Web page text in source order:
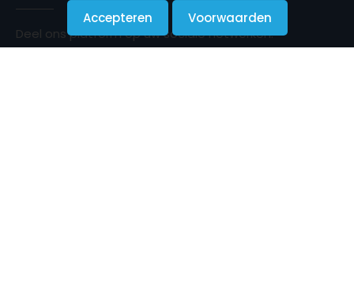
Accepteren Voorwaarden
Deel ons platform op uw sociale netwerken.